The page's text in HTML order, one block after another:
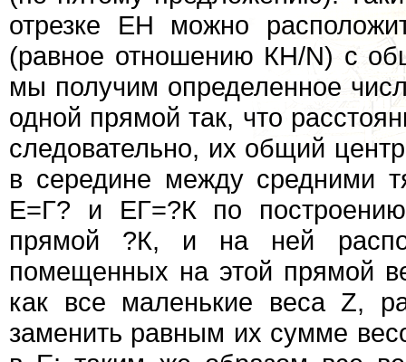
отрезке ЕН можно
(равное отношению КН/N) с
мы получим определенное
одной прямой так, что
следовательно, их общий
в середине между средними
Е=Г? и ЕГ=?К по
прямой ?К, и на ней
помещенных на этой прямой
как все маленькие веса Z,
заменить равным их сумме